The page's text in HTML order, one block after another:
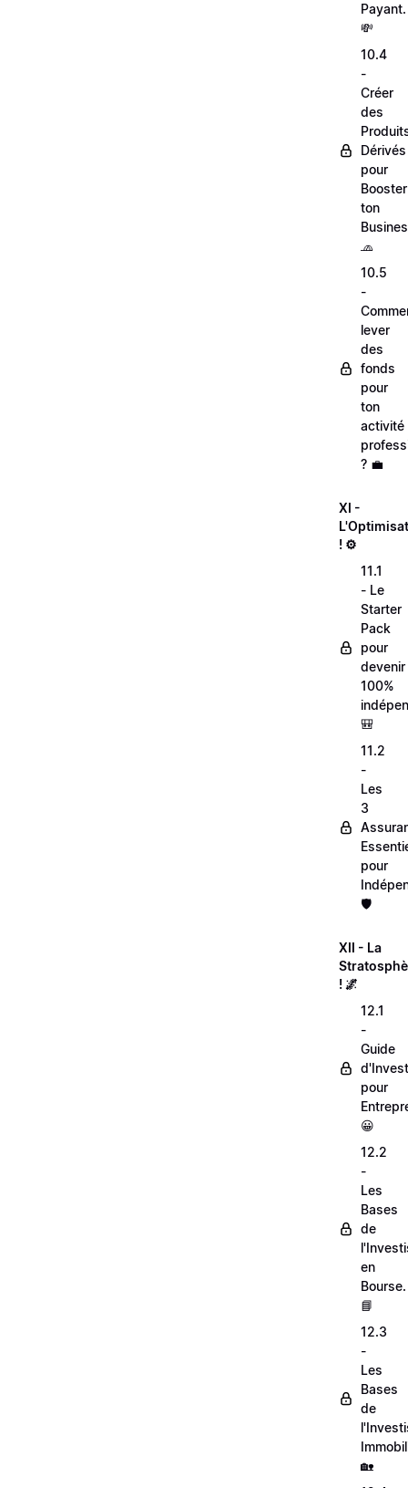
Payant.
💸
10.4
-
Créer
des
Dérivés
pour
Booster
ton
🧢
10.5
-
lever
des
fonds
pour
ton
activité
? 💼
XI -
! ⚙️
11.1
- Le
Starter
Pack
pour
devenir
100%
🎒
11.2
-
Les
3
pour
🛡️
XII - La
! 🌌
12.1
-
Guide
pour
😀
12.2
-
Les
Bases
de
en
Bourse.
📘
12.3
-
Les
Bases
de
🏡